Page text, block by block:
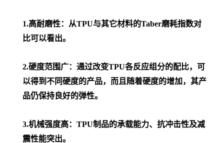
1.高耐磨性：从TPU与其它材料的Taber磨耗指数对
比可以看出。
2.硬度范围广：通过改变TPU各反应组分的配比，可
以得到不同硬度的产品，而且随着硬度的增加，其产
品仍保持良好的弹性。
3.机械强度高：TPU制品的承载能力、抗冲击性及减
震性能突出。